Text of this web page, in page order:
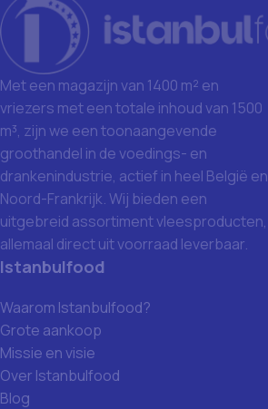
Met een magazijn van 1400 m² en
vriezers met een totale inhoud van 1500
m³, zijn we een toonaangevende
groothandel in de voedings- en
drankenindustrie, actief in heel België en
Noord-Frankrijk. Wij bieden een
uitgebreid assortiment vleesproducten,
allemaal direct uit voorraad leverbaar.
Istanbulfood
Waarom Istanbulfood?
Grote aankoop
Missie en visie
Over Istanbulfood
Blog